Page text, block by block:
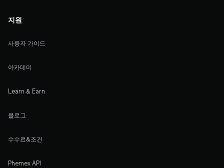
지원
사용자 가이드
아카데미
Learn & Earn
블로그
수수료&조건
Phemex API